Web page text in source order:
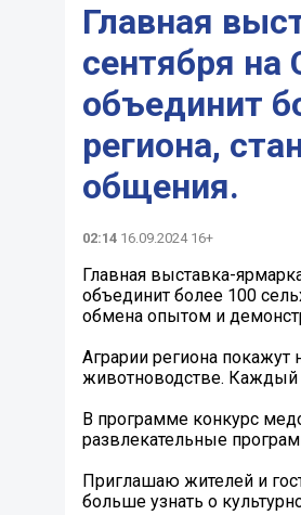
Главная
сентября на
объединит
региона,
общения.
02:14 16.09.2024 16+
Главная выставка-
объединит более 100
обмена опытом и
Аграрии региона покажут
животноводстве. Каждый
В программе конкурс
развлекательные
Приглашаю жителей и
больше узнать о